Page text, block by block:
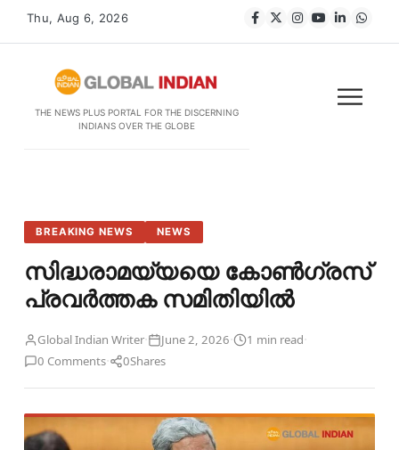
Thu, Aug 6, 2026
THE NEWS PLUS PORTAL FOR THE DISCERNING
INDIANS OVER THE GLOBE
BREAKING NEWS NEWS
സിദ്ധരാമയ്യയെ കോണ്‍ഗ്രസ്
പ്രവര്‍ത്തക സമിതിയില്‍
Global Indian Writer· June 2, 2026· 1 min read·
0 Comments· 0Shares